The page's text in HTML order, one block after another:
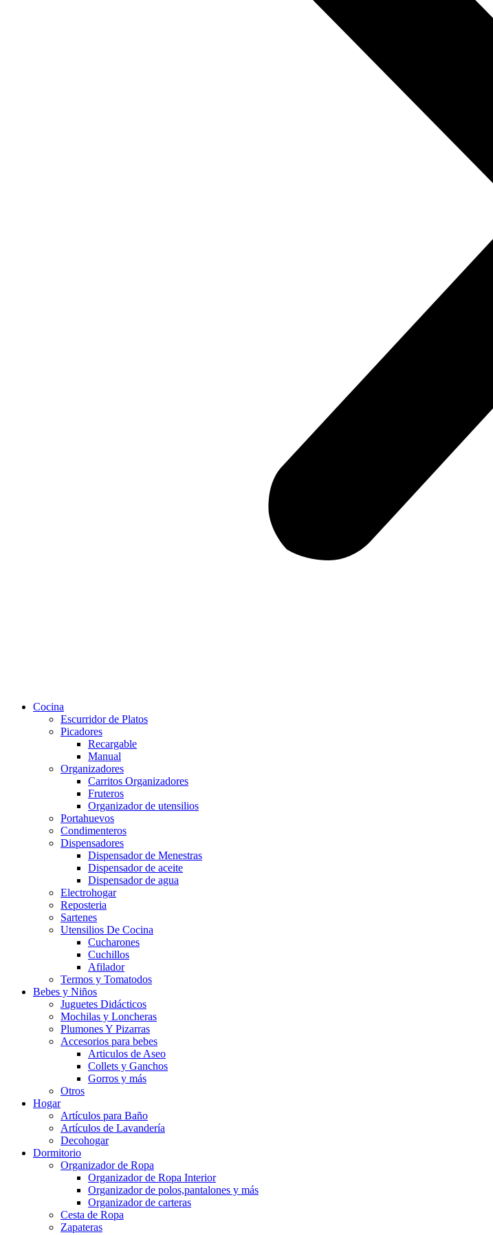
Cocina
Escurridor de Platos
Picadores
Recargable
Manual
Organizadores
Carritos Organizadores
Fruteros
Organizador de utensilios
Portahuevos
Condimenteros
Dispensadores
Dispensador de Menestras
Dispensador de aceite
Dispensador de agua
Electrohogar
Reposteria
Sartenes
Utensilios De Cocina
Cucharones
Cuchillos
Afilador
Termos y Tomatodos
Bebes y Niños
Juguetes Didácticos
Mochilas y Loncheras
Plumones Y Pizarras
Accesorios para bebes
Articulos de Aseo
Collets y Ganchos
Gorros y más
Otros
Hogar
Artículos para Baño
Artículos de Lavandería
Decohogar
Dormitorio
Organizador de Ropa
Organizador de Ropa Interior
Organizador de polos,pantalones y más
Organizador de carteras
Cesta de Ropa
Zapateras